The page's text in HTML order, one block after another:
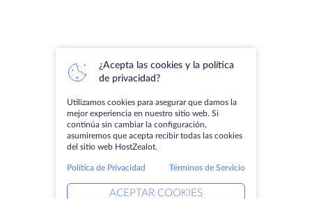
¿Acepta las cookies y la política
de privacidad?
Utilizamos cookies para asegurar que damos la
mejor experiencia en nuestro sitio web. Si
continúa sin cambiar la configuración,
asumiremos que acepta recibir todas las cookies
del sitio web HostZealot.
Política de Privacidad Términos de Servicio
ACEPTAR COOKIES